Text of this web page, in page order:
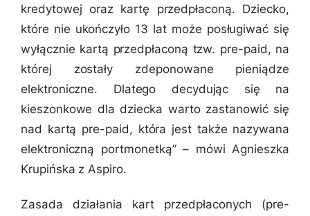
kredytowej oraz kartę przedpłaconą. Dziecko,
które nie ukończyło 13 lat może posługiwać się
wyłącznie kartą przedpłaconą tzw. pre-paid, na
której zostały zdeponowane pieniądze
elektroniczne. Dlatego decydując się na
kieszonkowe dla dziecka warto zastanowić się
nad kartą pre-paid, która jest także nazywana
elektroniczną portmonetką” – mówi Agnieszka
Krupińska z Aspiro.
Zasada działania kart przedpłaconych (pre-